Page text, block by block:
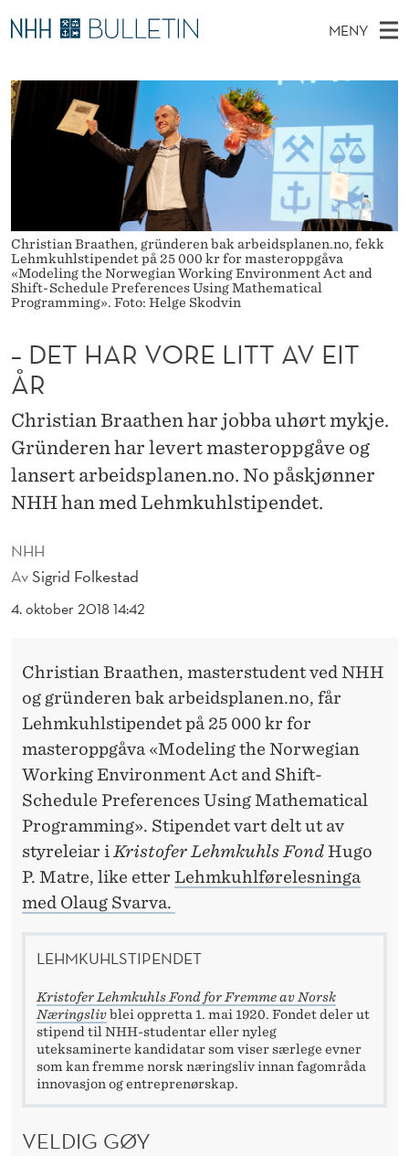
D
E
T
H
V
O
E
L
T
T
V
E
MENY
O
V
E
N
Y
Ø
K
I
N
E
T
T
Stipendiater og nye forskerprofiler
Disputaser
Christian Braathen, gründeren bak arbeidsplanen.no, fekk
Lehmkuhlstipendet på 25 000 kr for masteroppgåva
«Modeling the Norwegian Working Environment Act and
Shift-Schedule Preferences Using Mathematical
Programming». Foto: Helge Skodvin
NHH
AvSigrid Folkestad
4. oktober 2018 14:42
– DET HAR VORE LITT AV EIT
ÅR
Christian Braathen har jobba uhørt mykje.
Gründeren har levert masteroppgåve og
lansert arbeidsplanen.no. No påskjønner
NHH han med Lehmkuhlstipendet.
Christian Braathen, masterstudent ved NHH
og gründeren bak arbeidsplanen.no, får
Lehmkuhlstipendet på 25 000 kr for
masteroppgåva «Modeling the Norwegian
Working Environment Act and Shift-
Schedule Preferences Using Mathematical
Programming». Stipendet vart delt ut av
styreleiar i Kristofer Lehmkuhls FondHugo
P. Matre, like etter Lehmkuhlførelesninga
med Olaug Svarva.
LEHMKUHLSTIPENDET
Kristofer Lehmkuhls Fond for Fremme av Norsk
Næringslivblei oppretta 1. mai 1920. Fondet deler ut
stipend til NHH-studentar eller nyleg
uteksaminerte kandidatar som viser særlege evner
som kan fremme norsk næringsliv innan fagområda
innovasjon og entreprenørskap.
VELDIG GØY